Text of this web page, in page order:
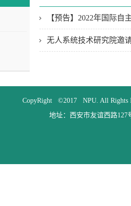
【预告】2022年国际自
无人系统技术研究院邀
CopyRight ©2017 NPU. All Rights
地址：西安市友谊西路